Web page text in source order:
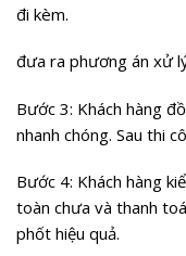
đi kèm.
đưa ra phương án xử
Bước 3: Khách hàng
nhanh chóng. Sau thi
Bước 4: Khách hàng
toàn chưa và thanh
phốt hiệu quả.